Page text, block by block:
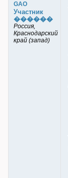
GAO
Участник
������
Россия,
Краснодарский
край (запад)